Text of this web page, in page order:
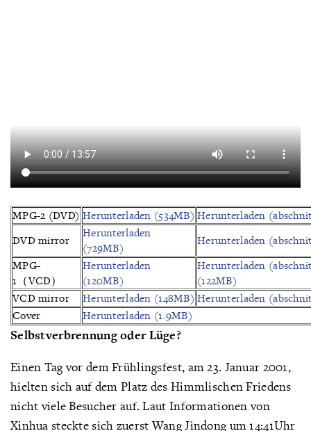
MPG-2 (DVD) Herunterladen (534MB) Herunterladen
DVD mirror
Herunterladen
(729MB)
Herunterladen
MPG-
1（VCD）
Herunterladen
(120MB)
Herunterladen
(122MB)
VCD mirror
Herunterladen (148MB) Herunterladen
Cover
Herunterladen (1.9MB)
Selbstverbrennung oder Lüge?
Einen Tag vor dem Frühlingsfest, am 23. Januar 2001,
hielten sich auf dem Platz des Himmlischen Friedens
nicht viele Besucher auf. Laut Informationen von
Xinhua steckte sich zuerst Wang Jindong um 14:41Uhr